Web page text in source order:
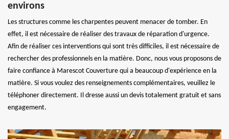
environs
Les structures comme les charpentes peuvent menacer de tomber. En
effet, il est nécessaire de réaliser des travaux de réparation d'urgence.
Afin de réaliser ces interventions qui sont très difficiles, il est nécessaire de
rechercher des professionnels en la matière. Donc, nous vous proposons de
faire confiance à Marescot Couverture qui a beaucoup d'expérience en la
matière. Si vous voulez des renseignements complémentaires, veuillez le
téléphoner directement. Il dresse aussi un devis totalement gratuit et sans
engagement.